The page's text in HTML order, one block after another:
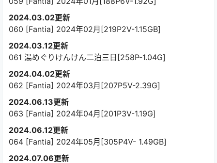
2024.03.02更新
060 [Fantia] 2024年02月[219P2V-1.15GB]
2024.03.12更新
061 湯めぐりけんけん二泊三日[258P-1.04G]
2024.04.02更新
062 [Fantia] 2024年03月[207P5V-2.39G]
2024.06.13更新
063 [Fantia] 2024年04月[201P3V-1.19G]
2024.06.12更新
064 [Fantia] 2024年05月[305P4V- 1.49GB]
2024.07.06更新